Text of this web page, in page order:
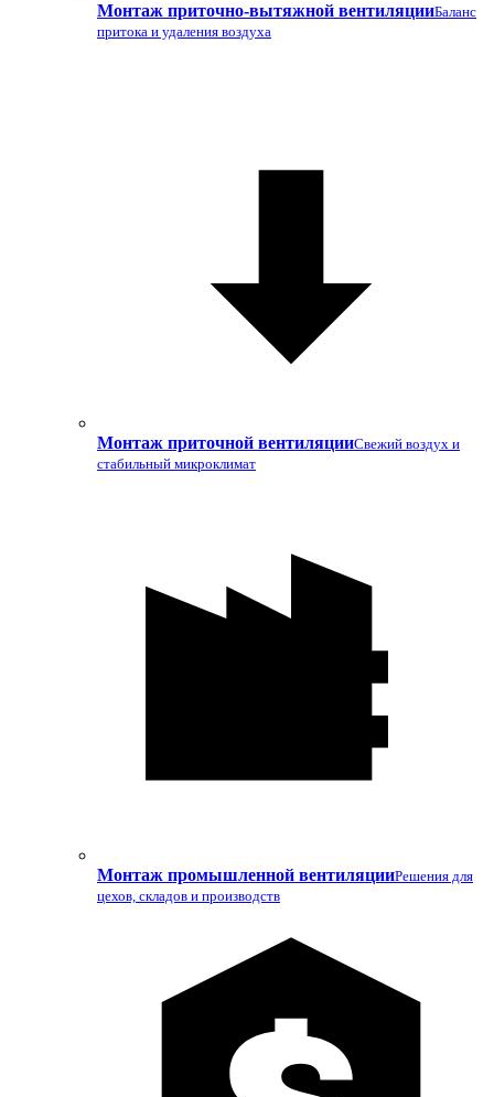
Монтаж приточно-вытяжной вентиляцииБаланс
притока и удаления воздуха
Монтаж приточной вентиляцииСвежий воздух и
стабильный микроклимат
Монтаж промышленной вентиляцииРешения для
цехов, складов и производств